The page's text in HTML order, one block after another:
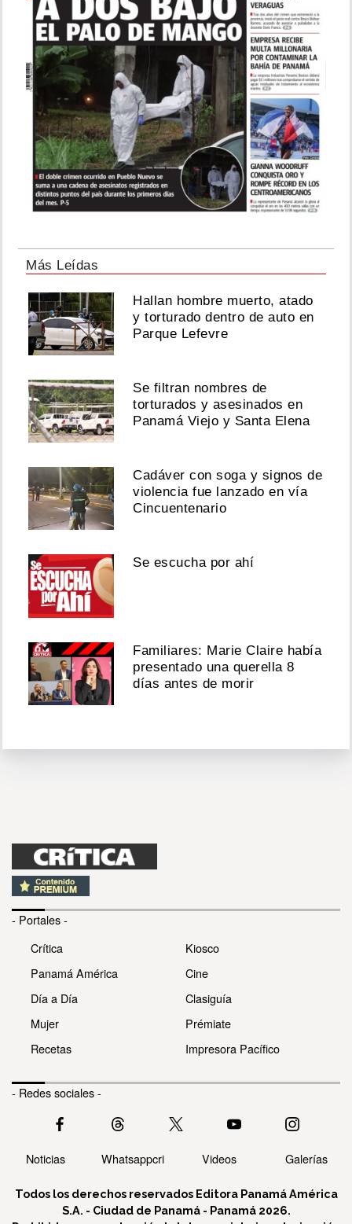
Más Leídas
Hallan hombre muerto, atado
y torturado dentro de auto en
Parque Lefevre
Se filtran nombres de
torturados y asesinados en
Panamá Viejo y Santa Elena
Cadáver con soga y signos de
violencia fue lanzado en vía
Cincuentenario
Se escucha por ahí
Familiares: Marie Claire había
presentado una querella 8
días antes de morir
- Portales -
Crítica
Panamá América
Día a Día
Mujer
Recetas
Kiosco
Cine
Clasiguía
Prémiate
Impresora Pacífico
- Redes sociales -
Noticias Whatsappcri Videos Galerías
Todos los derechos reservados Editora Panamá América
S.A. - Ciudad de Panamá - Panamá 2026.